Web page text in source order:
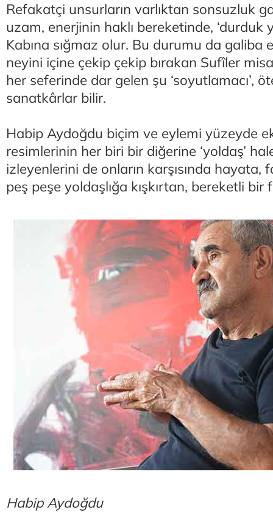
Refakatçi unsurların varlıktan sonsuzluk
uzam, enerjinin haklı bereketinde, ‘durduk
Kabına sığmaz olur. Bu durumu da galiba
neyini içine çekip çekip bırakan Sufîler
her seferinde dar gelen şu ‘soyutlamacı’,
sanatkârlar bilir.
Habip Aydoğdu biçim ve eylemi yüzeyde
resimlerinin her biri bir diğerine ‘yoldaş’
izleyenlerini de onların karşısında hayata,
peş peşe yoldaşlığa kışkırtan, bereketli bir
Habip Aydoğdu